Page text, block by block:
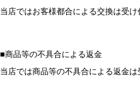
当店ではお客様都合による交換は受け
■商品等の不具合による返金
当店では商品等の不具合による返金は